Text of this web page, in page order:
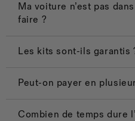
Ma voiture n’est pas
faire ?
Les kits sont-ils garantis
Peut-on payer en
Combien de temps dure